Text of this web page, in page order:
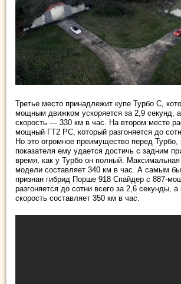
Третье место принадлежит купе Турбо С,
мощным движком ускоряется за 2,9 секунд,
скорость — 330 км в час. На втором месте
мощный ГТ2 РС, который разгоняется до
Но это огромное преимущество перед Турбо,
показателя ему удается достичь с задним
время, как у Турбо он полный. Максимальная
модели составляет 340 км в час. А самым
признан гибрид Порше 918 Спайдер с 887-
разгоняется до сотни всего за 2,6 секунды,
скорость составляет 350 км в час.